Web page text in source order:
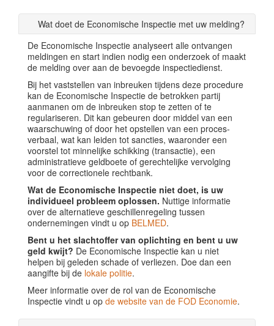
Wat doet de Economische Inspectie met uw melding?
De Economische Inspectie analyseert alle ontvangen
meldingen en start indien nodig een onderzoek of maakt
de melding over aan de bevoegde inspectiedienst.
Bij het vaststellen van inbreuken tijdens deze procedure
kan de Economische Inspectie de betrokken partij
aanmanen om de inbreuken stop te zetten of te
regulariseren. Dit kan gebeuren door middel van een
waarschuwing of door het opstellen van een proces-
verbaal, wat kan leiden tot sancties, waaronder een
voorstel tot minnelijke schikking (transactie), een
administratieve geldboete of gerechtelijke vervolging
voor de correctionele rechtbank.
Wat de Economische Inspectie niet doet, is uw
individueel probleem oplossen. Nuttige informatie
over de alternatieve geschillenregeling tussen
ondernemingen vindt u op BELMED.
Bent u het slachtoffer van oplichting en bent u uw
geld kwijt? De Economische Inspectie kan u niet
helpen bij geleden schade of verliezen. Doe dan een
aangifte bij de lokale politie.
Meer informatie over de rol van de Economische
Inspectie vindt u op de website van de FOD Economie.